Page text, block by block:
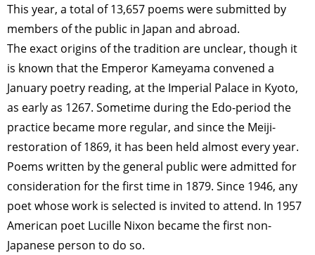
This year, a total of 13,657 poems were submitted by
members of the public in Japan and abroad.
The exact origins of the tradition are unclear, though it
is known that the Emperor Kameyama convened a
January poetry reading, at the Imperial Palace in Kyoto,
as early as 1267. Sometime during the Edo-period the
practice became more regular, and since the Meiji-
restoration of 1869, it has been held almost every year.
Poems written by the general public were admitted for
consideration for the first time in 1879. Since 1946, any
poet whose work is selected is invited to attend. In 1957
American poet Lucille Nixon became the first non-
Japanese person to do so.